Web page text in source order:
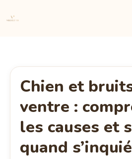
au
Chien et
ventre :
les causes et
quand